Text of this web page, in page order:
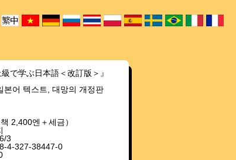
で学ぶ日本語＜改訂版＞』
본어 텍스트, 대망의 개정판
2,400엔＋세금）
3
4-327-38447-0